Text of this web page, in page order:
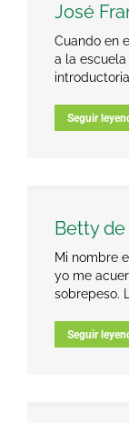
José
Cuando en
a la escuela
Seguir
Betty
Mi nombre
yo me
sobrepeso.
Seguir